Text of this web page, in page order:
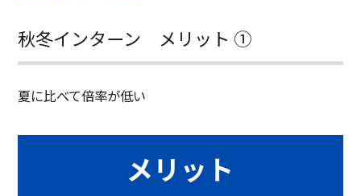
秋冬インターン メリット ①
夏に比べて倍率が低い